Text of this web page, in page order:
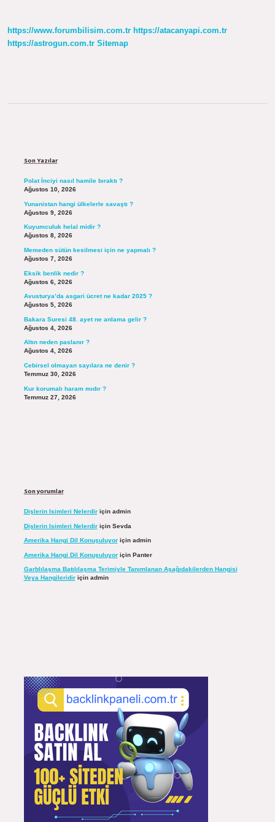
https://www.forumbilisim.com.tr https://atacanyapi.com.tr
https://astrogun.com.tr Sitemap
Son Yazılar
Polat İnciyi nasıl hamile bıraktı ?
Ağustos 10, 2026
Yunanistan hangi ülkelerle savaştı ?
Ağustos 9, 2026
Kuyumculuk helal midir ?
Ağustos 8, 2026
Memeden sütün kesilmesi için ne yapmalı ?
Ağustos 7, 2026
Eksik benlik nedir ?
Ağustos 6, 2026
Avusturya’da asgari ücret ne kadar 2025 ?
Ağustos 5, 2026
Bakara Suresi 48. ayet ne anlama gelir ?
Ağustos 4, 2026
Altın neden paslanır ?
Ağustos 4, 2026
Cebirsel olmayan sayılara ne denir ?
Temmuz 30, 2026
Kur korumalı haram mıdır ?
Temmuz 27, 2026
Son yorumlar
Dişlerin Isimleri Nelerdiriçin admin
Dişlerin Isimleri Nelerdiriçin Sevda
Amerika Hangi Dil Konuşuluyoriçin admin
Amerika Hangi Dil Konuşuluyoriçin Panter
Garblılaşma Batılılaşma Terimiyle Tanımlanan Aşağıdakilerden Hangisi
Veya Hangileridiriçin admin